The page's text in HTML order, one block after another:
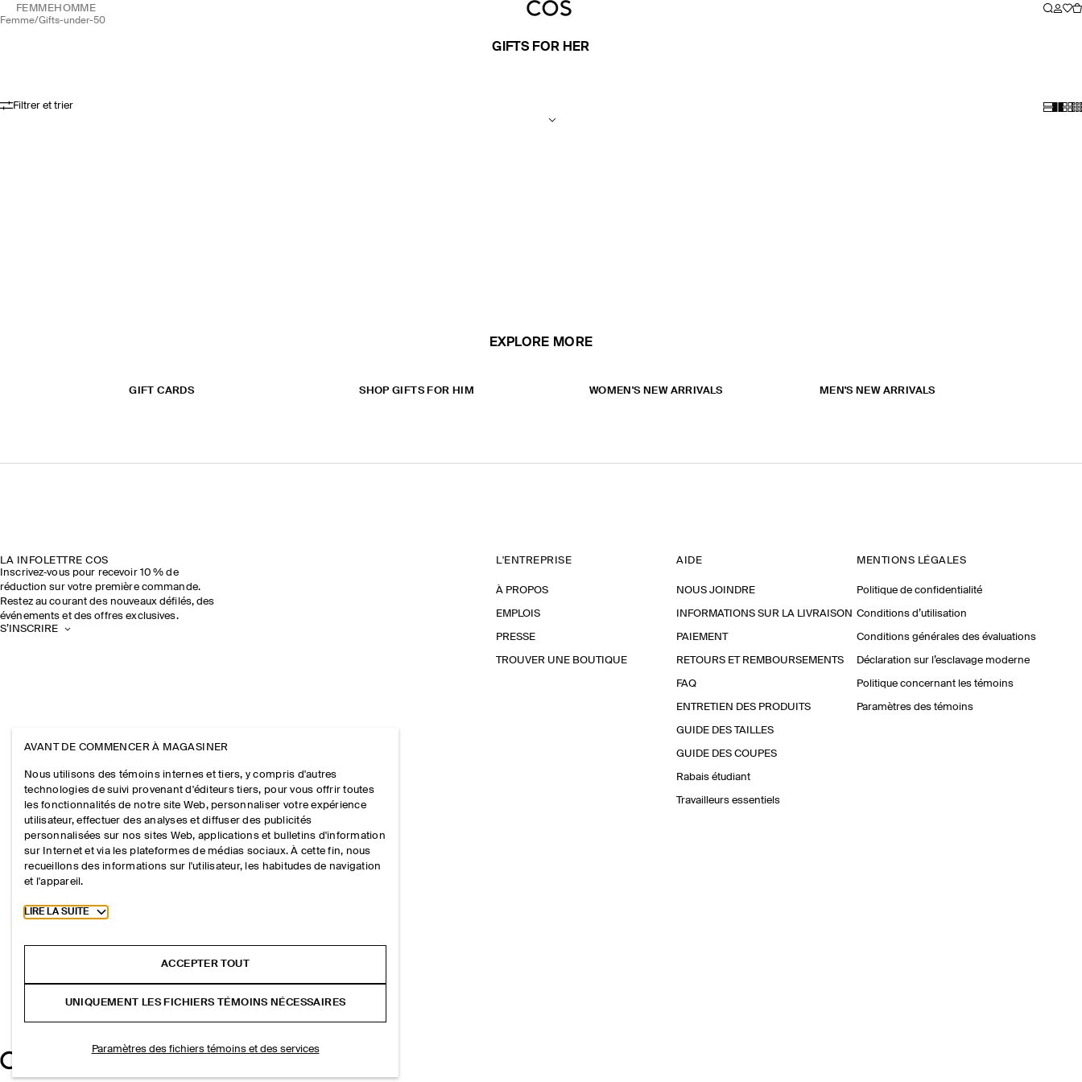
FEMMEHOMME
femme/ gifts-under-50
GIFTS FOR HER
Filtrer et trier
EXPLORE MORE
GIFT CARDS SHOP GIFTS FOR HIM WOMEN'S NEW ARRIVALS MEN'S NEW ARRIVALS
LA INFOLETTRE COS
Inscrivez‑vous pour recevoir 10 % de
réduction sur votre première commande.
Restez au courant des nouveaux défilés, des
événements et des offres exclusives.
S’INSCRIRE
L'ENTREPRISE
À PROPOS
EMPLOIS
PRESSE
TROUVER UNE BOUTIQUE
AIDE
NOUS JOINDRE
INFORMATIONS SUR LA LIVRAISON
PAIEMENT
RETOURS ET REMBOURSEMENTS
FAQ
ENTRETIEN DES PRODUITS
GUIDE DES TAILLES
GUIDE DES COUPES
Rabais étudiant
Travailleurs essentiels
MENTIONS LÉGALES
Politique de confidentialité
Conditions d’utilisation
Conditions générales des évaluations
Déclaration sur l’esclavage moderne
Politique concernant les témoins
Paramètres des témoins
AVANT DE COMMENCER À MAGASINER
Nous utilisons des témoins internes et tiers, y compris d'autres
technologies de suivi provenant d'éditeurs tiers, pour vous offrir toutes
les fonctionnalités de notre site Web, personnaliser votre expérience
utilisateur, effectuer des analyses et diffuser des publicités
personnalisées sur nos sites Web, applications et bulletins d'information
sur Internet et via les plateformes de médias sociaux. À cette fin, nous
recueillons des informations sur l'utilisateur, les habitudes de navigation
et l'appareil.
Toggle more cookie information
LIRE LA SUITE
ACCEPTER TOUT
UNIQUEMENT LES FICHIERS TÉMOINS NÉCESSAIRES
Paramètres des fichiers témoins et des services